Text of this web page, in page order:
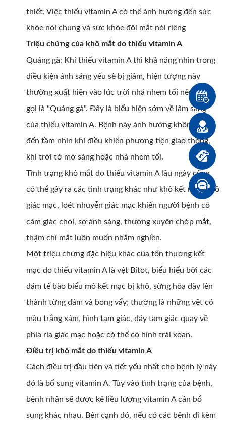
thiết. Việc thiếu vitamin A có thể ảnh hưởng đến sức
khỏe nói chung và sức khỏe đôi mắt nói riêng
Triệu chứng của khô mắt do thiếu vitamin A
Quáng gà: Khi thiếu vitamin A thì khả năng nhìn trong
điều kiện ánh sáng yếu sẽ bị giảm, hiện tượng này
thường xuất hiện vào lúc trời nhá nhem tối nên được
gọi là "Quáng gà". Đây là biểu hiện sớm về lâm sàng
của thiếu vitamin A. Bệnh này ảnh hưởng không nhỏ
đến tầm nhìn khi điều khiển phương tiện giao thông,
khi trời tờ mờ sáng hoặc nhá nhem tối.
Tình trạng khô mắt do thiếu vitamin A lâu ngày cũng
có thể gây ra các tình trạng khác như khô kết mạc, khô
giác mạc, loét nhuyễn giác mạc khiến người bệnh có
cảm giác chói, sợ ánh sáng, thường xuyên chớp mắt,
thậm chí mắt luôn muốn nhắm nghiền.
Một triệu chứng đặc hiệu khác của tổn thương kết
mạc do thiếu vitamin A là vệt Bitot, biểu hiểu bởi các
đám tế bào biểu mô kết mạc bị khô, sừng hóa dày lên
thành từng đám và bong vẩy; thường là những vệt có
màu trắng xám, hình tam giác, đáy tam giác quay về
phía rìa giác mạc hoặc có thể có hình trái xoan.
Điều trị khô mắt do thiếu vitamin A
Cách điều trị đầu tiên và tiết yếu nhất cho bệnh lý này
đó là bổ sung vitamin A. Tùy vào tình trạng của bệnh,
bệnh nhân sẽ được kê liều lượng vitamin A cần bổ
sung khác nhau. Bên cạnh đó, nếu có các bệnh đi kèm